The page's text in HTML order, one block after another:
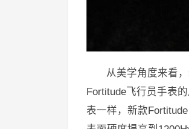
从美学角度来看
Fortitude飞行员手表
表一样，新款